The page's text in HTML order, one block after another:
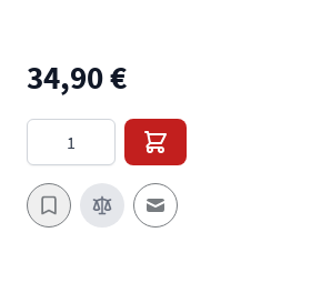
34,90 €
E-Mail an einen Freund